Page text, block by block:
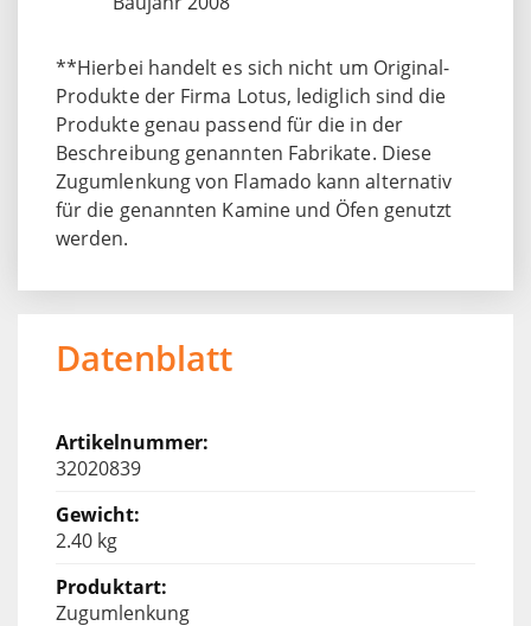
**Hierbei handelt es sich nicht um Original-
Produkte der Firma Lotus, lediglich sind die
Produkte genau passend für die in der
Beschreibung genannten Fabrikate. Diese
Zugumlenkung von Flamado kann alternativ
für die genannten Kamine und Öfen genutzt
werden.
Datenblatt
32020839
2.40 kg
Zugumlenkung